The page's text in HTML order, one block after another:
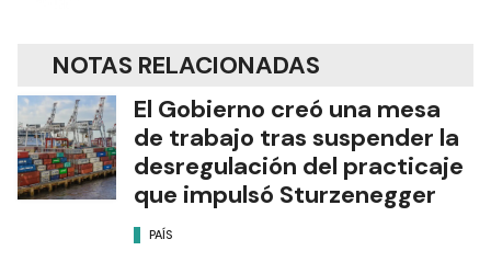
NOTAS RELACIONADAS
El Gobierno creó una mesa
de trabajo tras suspender la
desregulación del practicaje
que impulsó Sturzenegger
PAÍS